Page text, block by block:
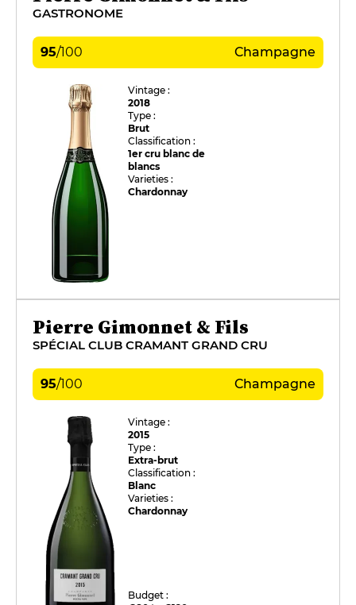
GASTRONOME
95/100 Champagne
Vintage :
2018
Type :
Brut
Classification :
1er cru blanc de
blancs
Varieties :
Chardonnay
Pierre Gimonnet & Fils
SPÉCIAL CLUB CRAMANT GRAND CRU
95/100 Champagne
Vintage :
2015
Type :
Extra-brut
Classification :
Blanc
Varieties :
Chardonnay
Budget :